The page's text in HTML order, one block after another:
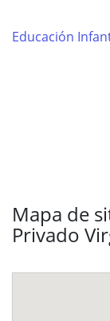
Educación
Mapa de
Privado